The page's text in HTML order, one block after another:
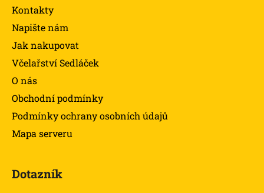
Kontakty
Napište nám
Jak nakupovat
Včelařství Sedláček
O nás
Obchodní podmínky
Podmínky ochrany osobních údajů
Mapa serveru
Dotazník